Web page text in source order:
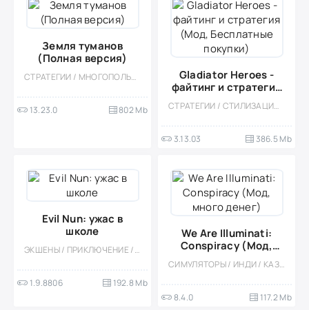
Земля туманов
(Полная версия)
СТРАТЕГИИ / МНОГОПОЛЬЗОВАТЕЛЬСКАЯ / СОРЕВНОВАТЕЛЬНАЯ / ОДНОПОЛЬЗОВАТЕЛЬСКИЕ / СТИЛИЗАЦИЯ / ВСТРОЕННЫЙ КЕШ / ИССЛЕДОВАНИЯ / ИЗОМЕТРИЯ / ФЭНТЕЗИ
13.23.0 802 Mb
Gladiator Heroes -
файтинг и стратегия
(Мод, Бесплатные
покупки)
СТРАТЕГИИ / СТИЛИЗАЦИЯ / ОДНОПОЛЬЗОВАТЕЛЬСКИЕ / КАЗУАЛЬНЫЕ / ВСТРОЕННЫЙ КЕШ / МОД / ДРАКИ / ТАКТИЧЕСКИЕ
3.13.03 386.5 Mb
Evil Nun: ужас в
школе
ЭКШЕНЫ / ПРИКЛЮЧЕНИЕ / ХОРРОР НА ВЫЖИВАНИЕ / КАЗУАЛЬНЫЕ / ОДНОПОЛЬЗОВАТЕЛЬСКИЕ / СТИЛИЗАЦИЯ / ОФЛАЙН / МОД / ВЫЖИВАНИЕ
1.9.8806 192.8 Mb
We Are Illuminati:
Conspiracy (Мод,
много денег)
СИМУЛЯТОРЫ / ИНДИ / КАЗУАЛЬНЫЕ / ОДНОПОЛЬЗОВАТЕЛЬСКИЕ / СТИЛИЗАЦИЯ / ОФЛАЙН / МОД / МАЛЕНЬКАЯ
8.4.0 117.2 Mb